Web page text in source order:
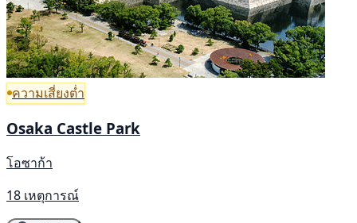
ความเสี่ยงต่ำ
Osaka Castle Park
โอซาก้า
18 เหตุการณ์